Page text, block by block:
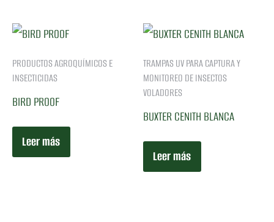
PRODUCTOS AGROQUÍMICOS E
INSECTICIDAS
BIRD PROOF
Leer más
TRAMPAS UV PARA CAPTURA Y
MONITOREO DE INSECTOS
VOLADORES
BUXTER CENITH BLANCA
Leer más